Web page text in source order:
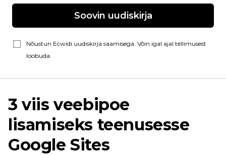
Soovin uudiskirja
Nõustun Ecwidi uudiskirja saamisega. Võin igal ajal tellimusest
loobuda.
3 viis veebipoe
lisamiseks teenusesse
Google Sites